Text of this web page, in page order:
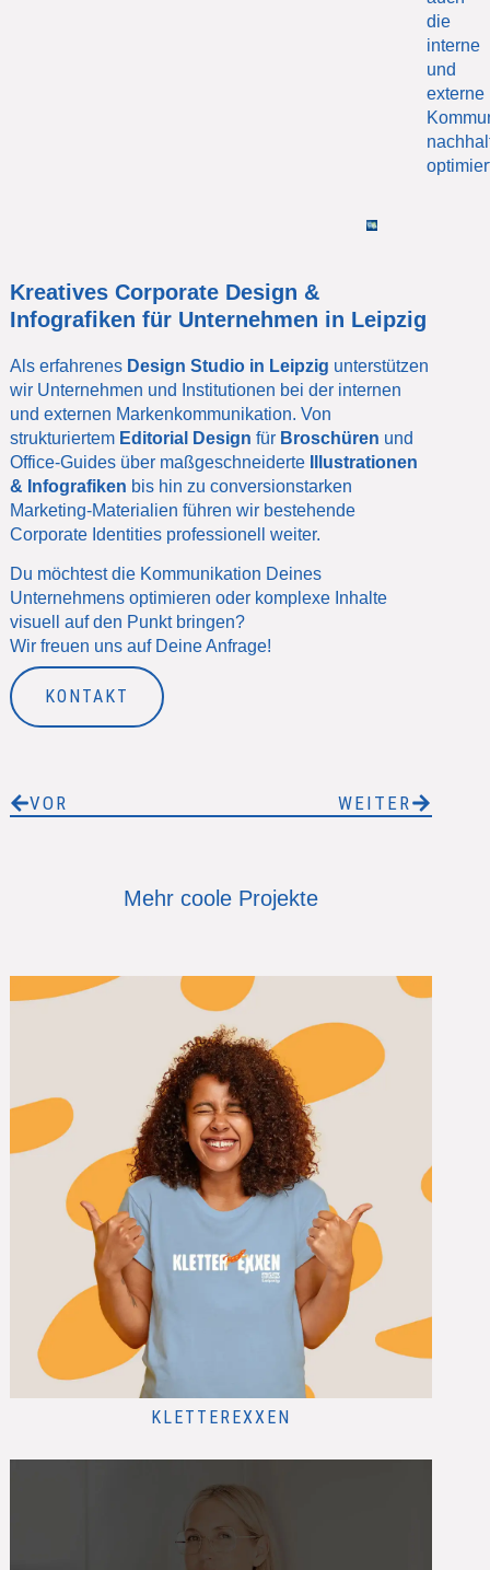
die
interne
und
externe
Kreatives Corporate Design &
Infografiken für Unternehmen in Leipzig
Als erfahrenes Design Studio in Leipzig unterstützen
wir Unternehmen und Institutionen bei der internen
und externen Markenkommunikation. Von
strukturiertem Editorial Design für Broschüren und
Office-Guides über maßgeschneiderte
Illustrationen
& Infografiken bis hin zu conversionstarken
Marketing-Materialien führen wir bestehende
Corporate Identities professionell weiter.
Du möchtest die Kommunikation Deines
Unternehmens optimieren oder komplexe Inhalte
visuell auf den Punkt bringen?
Wir freuen uns auf Deine Anfrage!
KONTAKT
VOR WEITER
Mehr coole Projekte
KLETTEREXXEN